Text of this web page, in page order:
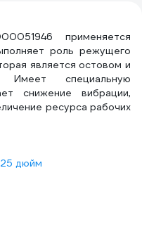
применяется
роль режущего
является остовом и
специальную
снижение вибрации,
ресурса рабочих
дюйм